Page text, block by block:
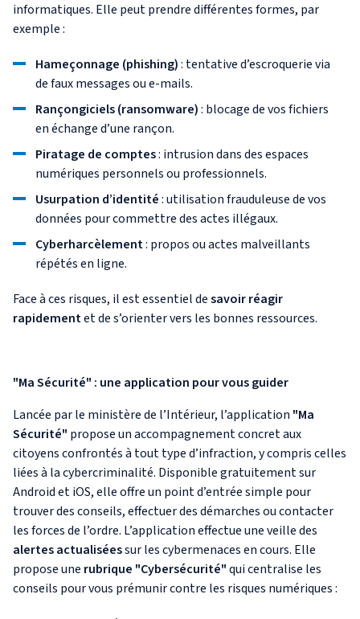
informatiques. Elle peut prendre différentes formes, par
exemple :
Hameçonnage (phishing): tentative d’escroquerie via
de faux messages ou e-mails.
Rançongiciels (ransomware): blocage de vos fichiers
en échange d’une rançon.
Piratage de comptes: intrusion dans des espaces
numériques personnels ou professionnels.
Usurpation d’identité: utilisation frauduleuse de vos
données pour commettre des actes illégaux.
Cyberharcèlement: propos ou actes malveillants
répétés en ligne.
Face à ces risques, il est essentiel desavoir réagir
rapidementet de s’orienter vers les bonnes ressources.
"Ma Sécurité" : une application pour vous guider
Lancée par le ministère de l’Intérieur, l’application "Ma
Sécurité" propose un accompagnement concret aux
citoyens confrontés à tout type d’infraction, y compris celles
liées à la cybercriminalité. Disponible gratuitement sur
Android et iOS, elle offre un point d’entrée simple pour
trouver des conseils, effectuer des démarches ou contacter
les forces de l’ordre. L’application effectue une veille des
alertes actualiséessur les cybermenaces en cours. Elle
propose une rubrique "Cybersécurité"qui centralise les
conseils pour vous prémunir contre les risques numériques :